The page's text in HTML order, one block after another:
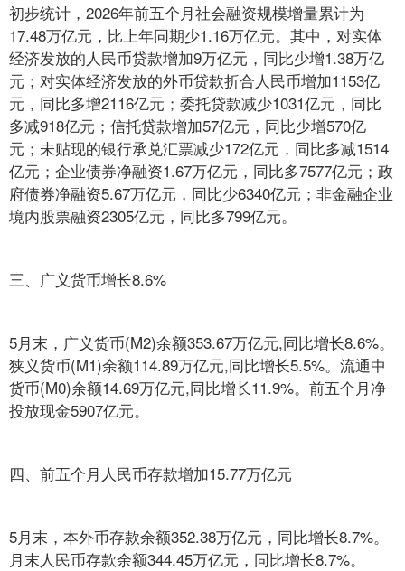
初步统计，2026年前五个月社会融资规模增量累计为
17.48万亿元，比上年同期少1.16万亿元。其中，对实体
经济发放的人民币贷款增加9万亿元，同比少增1.38万亿
元；对实体经济发放的外币贷款折合人民币增加1153亿
元，同比多增2116亿元；委托贷款减少1031亿元，同比
多减918亿元；信托贷款增加57亿元，同比少增570亿
元；未贴现的银行承兑汇票减少172亿元，同比多减1514
亿元；企业债券净融资1.67万亿元，同比多7577亿元；政
府债券净融资5.67万亿元，同比少6340亿元；非金融企业
境内股票融资2305亿元，同比多799亿元。
三、广义货币增长8.6%
5月末，广义货币(M2)余额353.67万亿元,同比增长8.6%。
狭义货币(M1)余额114.89万亿元,同比增长5.5%。流通中
货币(M0)余额14.69万亿元,同比增长11.9%。前五个月净
投放现金5907亿元。
四、前五个月人民币存款增加15.77万亿元
5月末，本外币存款余额352.38万亿元，同比增长8.7%。
月末人民币存款余额344.45万亿元，同比增长8.7%。